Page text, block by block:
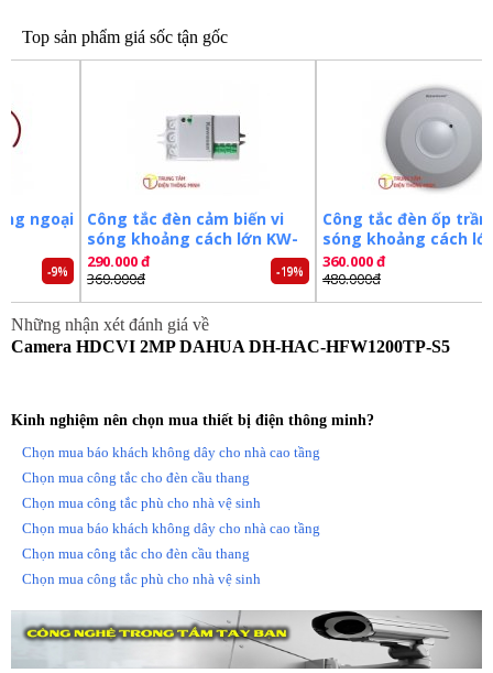
Bảo hành: 24 tháng.
để được hỗ trợ
tốt nhất. Tham khảo thêm hình và thông tin tại:
http://trungtamdienthongminh.com/
Camera dahua
Camera
Top sản phẩm giá sốc tận gốc
Công tắc đèn cảm biến vi
sóng khoảng cách lớn KW-
RS02D
290.000 đ
360.000đ
Công tắc đèn ốp trần vi
sóng khoảng cách lớn
RS03B
360.000 đ
480.000đ
Những nhận xét đánh giá về
Camera HDCVI 2MP DAHUA DH-HAC-HFW1200TP-S5
Kinh nghiệm nên chọn mua thiết bị điện thông minh?
Chọn mua báo khách không dây cho nhà cao tầng
Chọn mua công tắc cho đèn cầu thang
Chọn mua công tắc phù cho nhà vệ sinh
Chọn mua báo khách không dây cho nhà cao tầng
Chọn mua công tắc cho đèn cầu thang
Chọn mua công tắc phù cho nhà vệ sinh